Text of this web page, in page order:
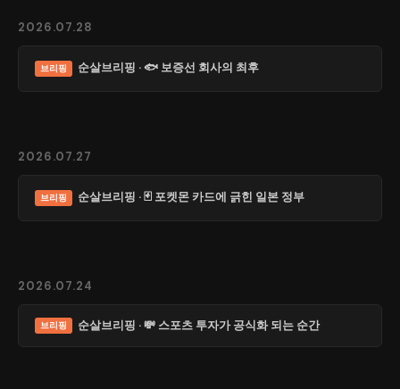
2026.07.28
브리핑 순살브리핑 · 🐟 보증선 회사의 최후
2026.07.27
브리핑 순살브리핑 · 🃏 포켓몬 카드에 긁힌 일본 정부
2026.07.24
브리핑 순살브리핑 · 💸 스포츠 투자가 공식화 되는 순간